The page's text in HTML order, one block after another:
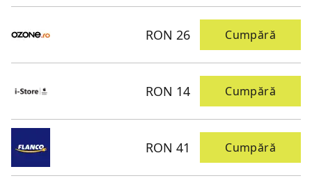
RON 26 Cumpără
RON 14 Cumpără
RON 41 Cumpără